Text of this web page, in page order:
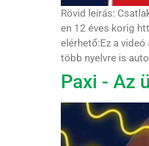
Rövid leírás:
en 12 éves korig
elérhető:Ez a
több nyelvre is
Paxi - Az